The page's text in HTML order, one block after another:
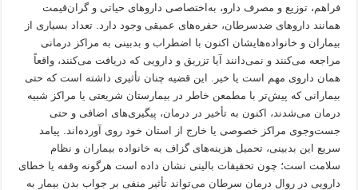
فراهم، توزیع و مصرف دارو، به‌اختصاصی داروهای حیاتی و گران‌قیمت
همانند داروهای ضدسرطان، حفره‌های عمیقی وجود دارد. تعداد بسیاری از
بیماران و خانواده‌هایشان اکنون با اضطراب و بدبینی به مراکز درمانی
مراجعه می‌کنند و نمی‌دانند آیا تزریق و دارویی که دریافت می‌کنند، واقعاً
همان داروی مهم است یا خیر. این قضیه چنان تأثیری داشته است که حتی
بیمارانی که پیش‌تر با مطمعن خاطر در بیمارستان شریعتی یا مراکز شبیه
درمان می‌شدند، اکنون به تأخیر در درمان، پیگیری‌های اضافی و حتی
جست‌وجوی مراکز خصوصی یا خارج از استان خود روی آورده‌اند. پیامد
سریع این بدبینی، تحمیل هزینه‌های گزاف به خانواده بیماران و نظام
سلامت است؛ چون تحقیقات بالینی نشان داده است هرگونه وقفه یا خطای
دارویی در روال درمان سرطان می‌تواند تأثیر منفی بر جواب بدن بیمار به